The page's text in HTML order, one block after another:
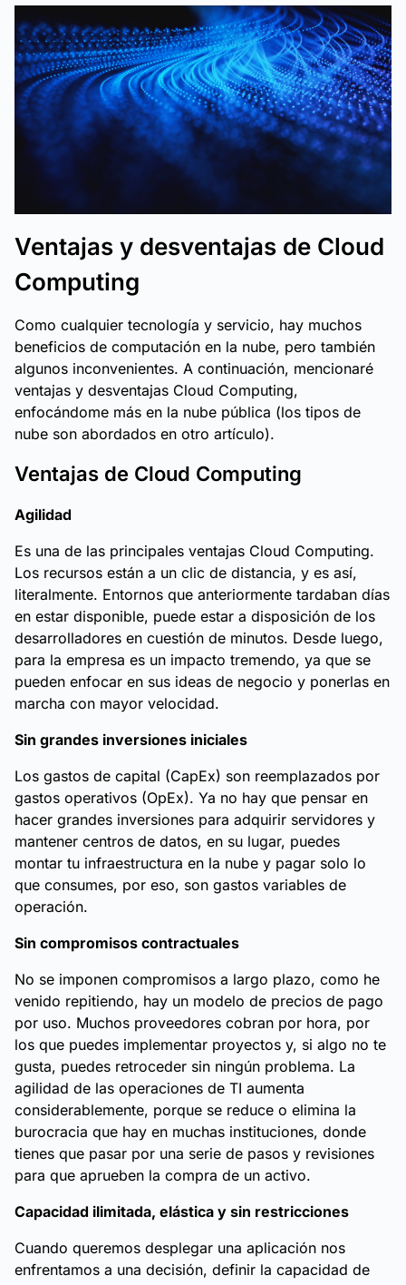
Ventajas y desventajas de Cloud
Computing
Como cualquier tecnología y servicio, hay muchos
beneficios de computación en la nube, pero también
algunos inconvenientes. A continuación, mencionaré
ventajas y desventajas Cloud Computing,
enfocándome más en la nube pública (los tipos de
nube son abordados en otro artículo).
Ventajas de Cloud Computing
Agilidad
Es una de las principales ventajas Cloud Computing.
Los recursos están a un clic de distancia, y es así,
literalmente. Entornos que anteriormente tardaban días
en estar disponible, puede estar a disposición de los
desarrolladores en cuestión de minutos. Desde luego,
para la empresa es un impacto tremendo, ya que se
pueden enfocar en sus ideas de negocio y ponerlas en
marcha con mayor velocidad.
Sin grandes inversiones iniciales
Los gastos de capital (CapEx) son reemplazados por
gastos operativos (OpEx). Ya no hay que pensar en
hacer grandes inversiones para adquirir servidores y
mantener centros de datos, en su lugar, puedes
montar tu infraestructura en la nube y pagar solo lo
que consumes, por eso, son gastos variables de
operación.
Sin compromisos contractuales
No se imponen compromisos a largo plazo, como he
venido repitiendo, hay un modelo de precios de pago
por uso. Muchos proveedores cobran por hora, por
los que puedes implementar proyectos y, si algo no te
gusta, puedes retroceder sin ningún problema. La
agilidad de las operaciones de TI aumenta
considerablemente, porque se reduce o elimina la
burocracia que hay en muchas instituciones, donde
tienes que pasar por una serie de pasos y revisiones
para que aprueben la compra de un activo.
Capacidad ilimitada, elástica y sin restricciones
Cuando queremos desplegar una aplicación nos
enfrentamos a una decisión, definir la capacidad de